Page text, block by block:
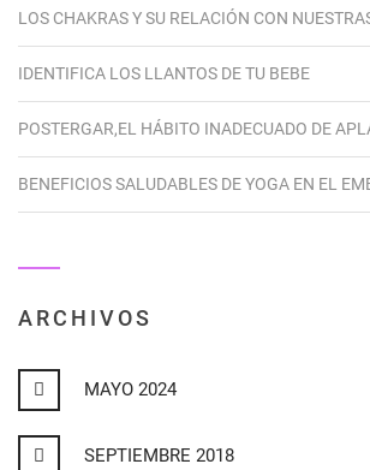
LOS CHAKRAS Y SU RELACIÓN CON
IDENTIFICA LOS LLANTOS DE TU BEBE
POSTERGAR,EL HÁBITO INADECUADO DE
BENEFICIOS SALUDABLES DE YOGA EN EL
ARCHIVOS
MAYO 2024
SEPTIEMBRE 2018